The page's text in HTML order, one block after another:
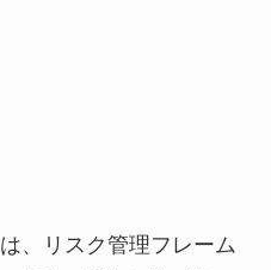
は、リスク管理フレーム